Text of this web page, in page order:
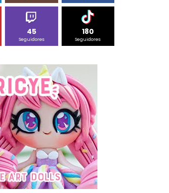
45
Seguidores
180
Seguidores